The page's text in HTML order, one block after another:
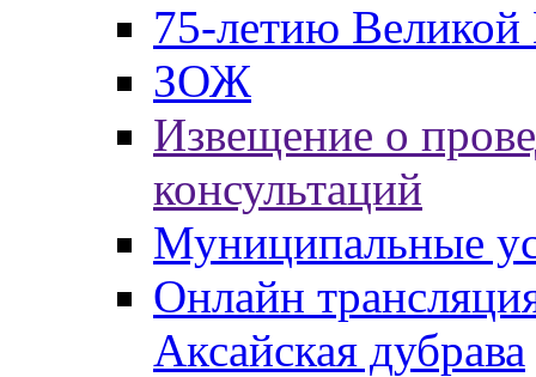
75-летию
ЗОЖ
Извещение о
консультаций
Муниципальные
Онлайн
Аксайская дубрава